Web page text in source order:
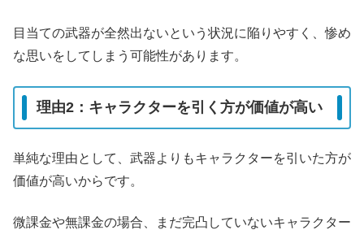
目当ての武器が全然出ないという状況に陥りやすく、惨め
な思いをしてしまう可能性があります。
理由2：キャラクターを引く方が価値が高い
単純な理由として、武器よりもキャラクターを引いた方が
価値が高いからです。
微課金や無課金の場合、まだ完凸していないキャラクター